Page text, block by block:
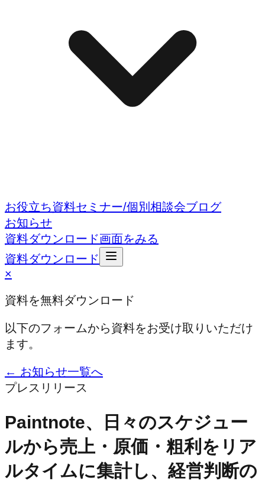
お役立ち資料セミナー/個別相談会ブログ
お知らせ
資料ダウンロード画面をみる
資料ダウンロード
×
資料を無料ダウンロード
以下のフォームから資料をお受け取りいただけ
ます。
← お知らせ一覧へ
プレスリリース
Paintnote、日々のスケジュー
ルから売上・原価・粗利をリア
ルタイムに集計し、経営判断の